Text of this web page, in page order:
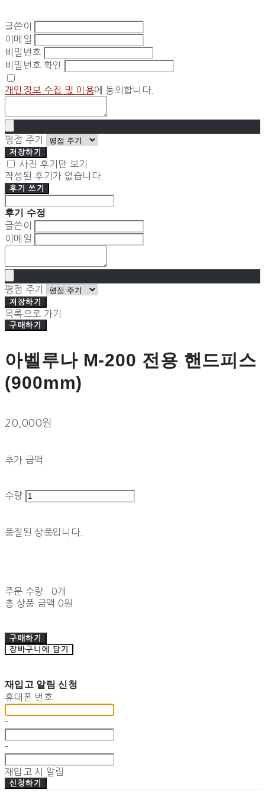
글쓴이
이메일
비밀번호
비밀번호 확인
개인정보 수집 및 이용에 동의합니다.
평점 주기
저장하기
사진 후기만 보기
작성된 후기가 없습니다.
후기 쓰기
후기 수정
글쓴이
이메일
평점 주기
저장하기
목록으로 가기
구매하기
아벨루나 M-200 전용 핸드피스
(900mm)
20,000원
추가 금액
수량
품절된 상품입니다.
주문 수량
0개
총 상품 금액 0원
구매하기
장바구니에 담기
재입고 알림 신청
휴대폰 번호
-
-
재입고 시 알림
신청하기